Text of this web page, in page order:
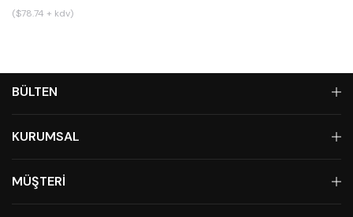
($78.74 + kdv)
BÜLTEN
KURUMSAL
MÜŞTERİ